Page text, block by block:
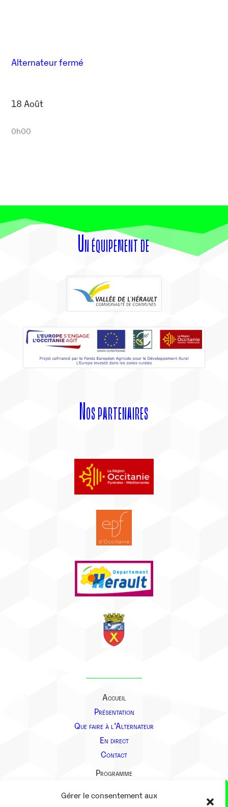
Gérer le consentement aux
Alternateur fermé
18 Août
0h00
Un équipement de
Nos partenaires
Accueil
Présentation
Que faire à l’Alternateur
En direct
Contact
Programme
Présentation